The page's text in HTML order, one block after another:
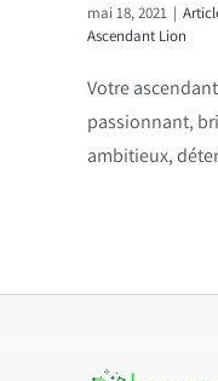
mai 18, 2021 |
Ascendant Lion
Votre
passionnant,
ambitieux,